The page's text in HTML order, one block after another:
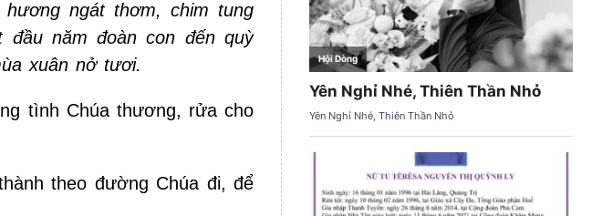
ngát thơm, chim tung
đầu năm đoàn con đến quỳ
xuân nở tươi.
tình Chúa thương, rửa cho
theo đường Chúa đi, để